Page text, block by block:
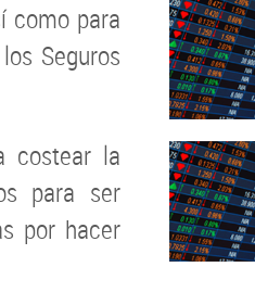
como para
Seguros
costear la
para ser
por hacer